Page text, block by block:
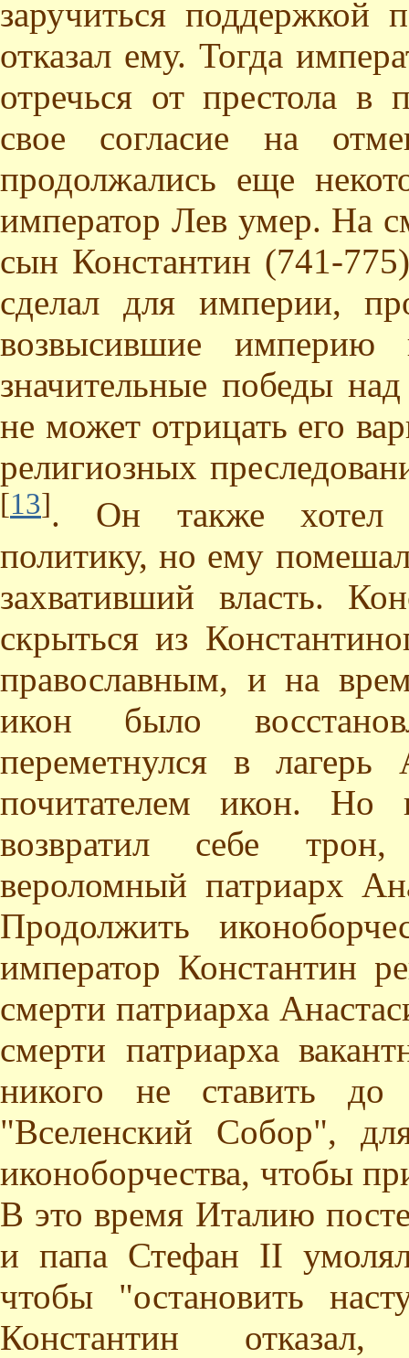
заручиться поддержкой
отказал ему. Тогда
отречься от престола в
свое согласие на
продолжались еще
император Лев умер. На
сын Константин (741-
сделал для империи,
возвысившие
значительные победы
не может отрицать его
религиозных
[13]. Он также хотел
политику, но ему
захвативший власть.
скрыться из
православным, и на
икон было
переметнулся в
почитателем икон. Но
возвратил себе
вероломный патриарх
Продолжить
император Константин
смерти патриарха
смерти патриарха
никого не ставить
"Вселенский Собор",
иконоборчества, чтобы
В это время Италию
и папа Стефан II умолял
чтобы "остановить
Константин